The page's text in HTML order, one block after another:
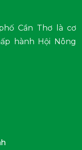
Cần Thơ là cơ
hành Hội Nông